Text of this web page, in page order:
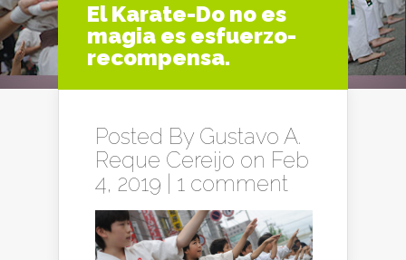
El Karate-Do no es
magia es esfuerzo-
recompensa.
Posted By Gustavo A.
Reque Cereijo on Feb
4, 2019 | 1 comment